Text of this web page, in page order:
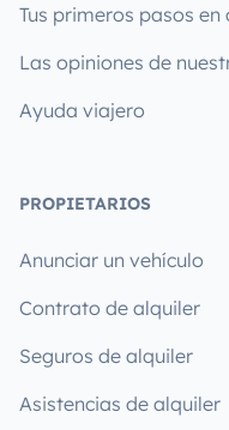
Tus primeros pasos
Las opiniones de
Ayuda viajero
PROPIETARIOS
Anunciar un vehículo
Contrato de alquiler
Seguros de alquiler
Asistencias de alquiler